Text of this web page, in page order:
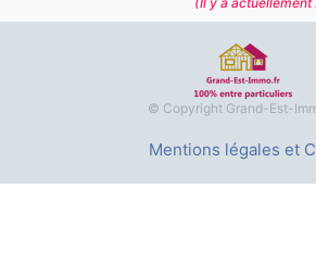
© Copyright Grand-Est-
Mentions légales et